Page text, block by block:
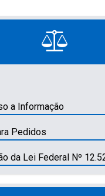
a Informação
Pedidos
da Lei Federal Nº